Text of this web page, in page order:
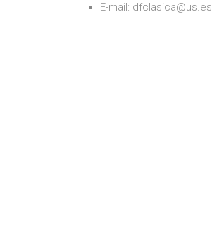
E-mail: dfclasica@us.es